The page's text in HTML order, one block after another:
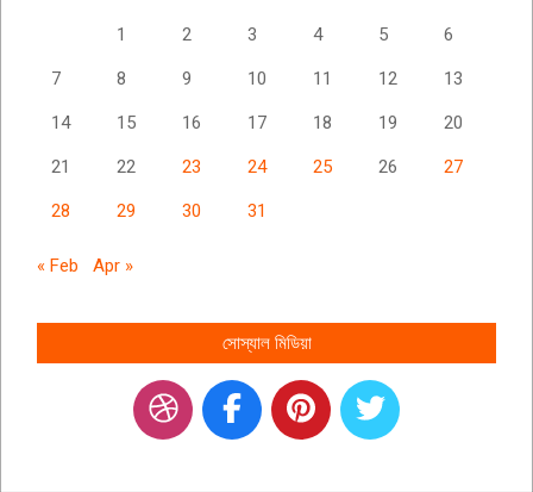
1 2 3 4 5 6
7 8 9 10 11 12 13
14 15 16 17 18 19 20
21 22 23 24 25 26 27
28 29 30 31
« Feb Apr »
সোস্যাল মিডিয়া